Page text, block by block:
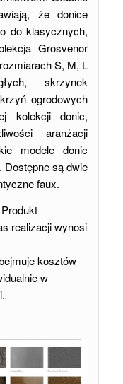
że donice
do klasycznych,
Grosvenor
S, M, L
skrzynek
ogrodowych
kolekcji donic,
aranżacji
modele donic
Dostępne są dwie
faux.
realizacji wynosi
kosztów
w